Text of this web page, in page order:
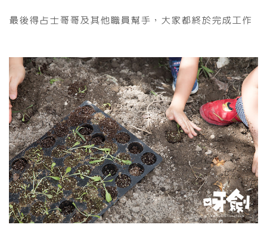
最後得占士哥哥及其他職員幫手，大家都終於完成工作